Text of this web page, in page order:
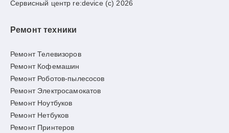
Сервисный центр re:device (c) 2026
Ремонт техники
Ремонт Телевизоров
Ремонт Кофемашин
Ремонт Роботов-пылесосов
Ремонт Электросамокатов
Ремонт Ноутбуков
Ремонт Нетбуков
Ремонт Принтеров